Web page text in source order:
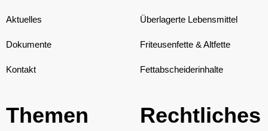
Aktuelles
Dokumente
Kontakt
Überlagerte Lebensmittel
Friteusenfette & Altfette
Fettabscheiderinhalte
Themen Rechtliches